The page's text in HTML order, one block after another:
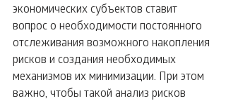
экономических субъектов ставит
вопрос о необходимости постоянного
отслеживания возможного накопления
рисков и создания необходимых
механизмов их минимизации. При этом
важно, чтобы такой анализ рисков